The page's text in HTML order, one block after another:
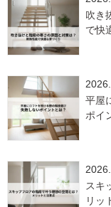
吹き
で快
平屋
ポイ
スキ
リッ